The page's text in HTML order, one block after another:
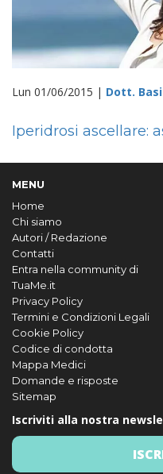
Lun 01/06/2015 | Dott.
Iperidrosi ascellare:
MENU
Home
Chi siamo
Autori / Redazione
Contatti
Entra nella community di
TuaMe.it
Privacy Policy
Termini e Condizioni Legali
Cookie Policy
Codice di condotta
Mappa Medici
Domande e risposte
Sitemap
Iscriviti alla nostra